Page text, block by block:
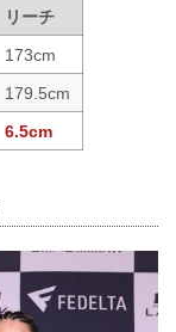
リーチ
173cm
179.5cm
6.5cm